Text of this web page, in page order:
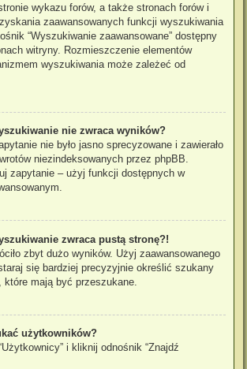
wykazu forów, a także stronach forów i
zaawansowanych funkcji wyszukiwania
“Wyszukiwanie zaawansowane” dostępny
witryny. Rozmieszczenie elementów
wyszukiwania może zależeć od
nie zwraca wyników?
nie było jasno sprecyzowane i zawierało
niezindeksowanych przez phpBB.
zapytanie – użyj funkcji dostępnych w
zwraca pustą stronę?!
zbyt dużo wyników. Użyj zaawansowanego
się bardziej precyzyjnie określić szukany
które mają być przeszukane.
użytkowników?
i kliknij odnośnik “Znajdź